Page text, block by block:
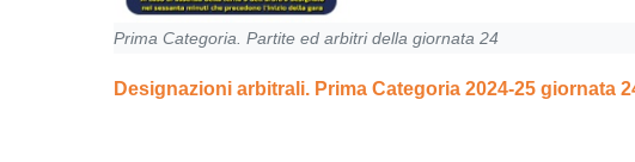
Prima Categoria. Partite ed arbitri della giornata 24
Designazioni arbitrali. Prima Categoria 2024-25 giornata